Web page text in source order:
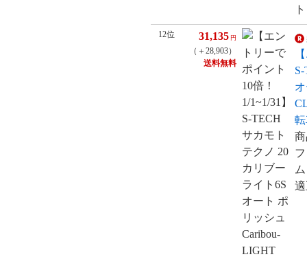
12位 31,135 円
（＋28,903）
送料無料